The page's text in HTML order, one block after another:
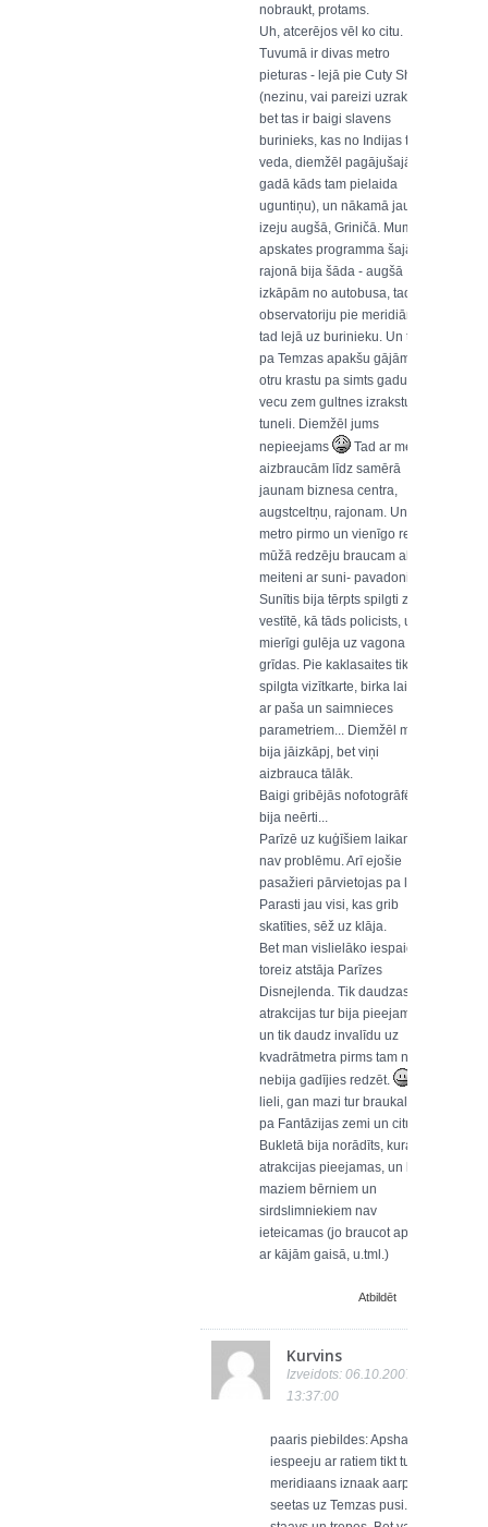
nobraukt, protams.
Uh, atcerējos vēl ko citu.
Tuvumā ir divas metro
pieturas - lejā pie Cuty Shark
(nezinu, vai pareizi uzrakstīju,
bet tas ir baigi slavens
burinieks, kas no Indijas tēju
veda, diemžēl pagājušajā
gadā kāds tam pielaida
uguntiņu), un nākamā jau ir ar
izeju augšā, Griničā. Mums
apskates programma šajā
rajonā bija šāda - augšā
izkāpām no autobusa, tad uz
observatoriju pie meridiāna,
tad lejā uz burinieku. Un tad
pa Temzas apakšu gājām uz
otru krastu pa simts gadus
vecu zem gultnes izrakstu
tuneli. Diemžēl jums
nepieejams
Tad ar metro
aizbraucām līdz samērā
jaunam biznesa centra,
augstceltņu, rajonam. Un šajā
metro pirmo un vienīgo reizi
mūžā redzēju braucam aklu
meiteni ar suni- pavadoni.
Sunītis bija tērpts spilgti zaļā
vestītē, kā tāds policists, un
mierīgi gulēja uz vagona
grīdas. Pie kaklasaites tikpat
spilgta vizītkarte, birka laikam
ar paša un saimnieces
parametriem... Diemžēl mums
bija jāizkāpj, bet viņi
aizbrauca tālāk.
Baigi gribējās nofotogrāfēt, bet
bija neērti...
Parīzē uz kuģīšiem laikam tikt
nav problēmu. Arī ejošie
pasažieri pārvietojas pa laipu.
Parasti jau visi, kas grib
skatīties, sēž uz klāja.
Bet man vislielāko iespaidu
toreiz atstāja Parīzes
Disnejlenda. Tik daudzas
atrakcijas tur bija pieejamas,
un tik daudz invalīdu uz
kvadrātmetra pirms tam nekur
nebija gadījies redzēt.
lieli, gan mazi tur braukalēja
pa Fantāzijas zemi un citur.
Bukletā bija norādīts, kuras
atrakcijas pieejamas, un kuras
maziem bērniem un
sirdslimniekiem nav
ieteicamas (jo braucot apgriež
ar kājām gaisā, u.tml.)
Atbildēt
Kurvins
Izveidots: 06.10.2007
13:37:00
paaris piebildes: Apshaubu
iespeeju ar ratiem tikt tur kur
meridiaans iznaak aarpus
seetas uz Temzas pusi. Tur